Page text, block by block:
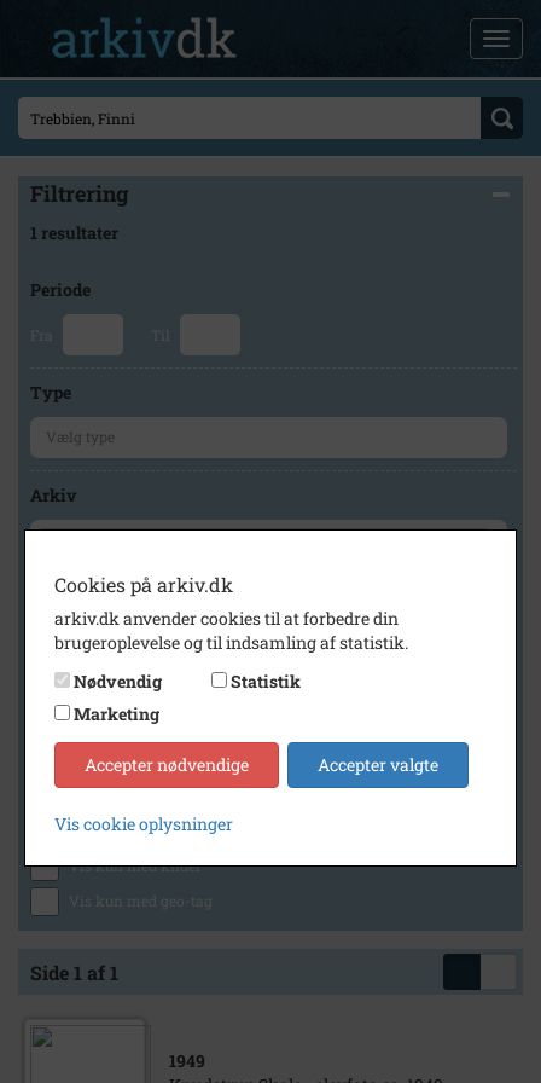
Filtrering
1 resultater
Periode
Fra Til
Type
Arkiv
Geografi
Generelt
Vis kun med billeder
Vis kun med lydklip
Vis kun med kilder
Vis kun med geo-tag
Side 1 af 1
1949
Cookies på arkiv.dk
arkiv.dk anvender cookies til at forbedre din
brugeroplevelse og til indsamling af statistik.
Nødvendig
Statistik
Marketing
Accepter nødvendige Accepter valgte
Vis cookie oplysninger